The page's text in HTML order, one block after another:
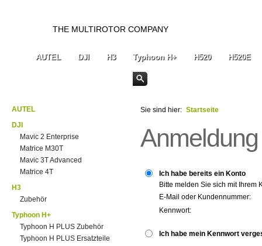
THE MULTIROTOR COMPANY
AUTEL DJI H3 Typhoon H+ H520 H520E
AUTEL
DJI
Mavic 2 Enterprise
Matrice M30T
Mavic 3T Advanced
Matrice 4T
H3
Zubehör
Typhoon H+
Typhoon H PLUS Zubehör
Typhoon H PLUS Ersatzteile
Sie sind hier: Startseite
Anmeldung
Ich habe bereits ein Konto
Bitte melden Sie sich mit Ihrem
E-Mail oder Kundennummer:
Kennwort:
Ich habe mein Kennwort